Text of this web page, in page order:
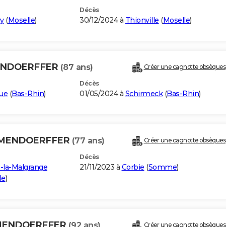
(Moselle)
Décès
30/12/2024 à Thionville (Moselle)
(87 ans) Créer une cagnotte obsèques
(Bas-Rhin)
Décès
01/05/2024 à Schirmeck(Bas-Rhin)
(77 ans) Créer une cagnotte obsèques
la-Malgrange
)
Décès
21/11/2023 à Corbie (Somme)
Créer une cagnotte obsèques